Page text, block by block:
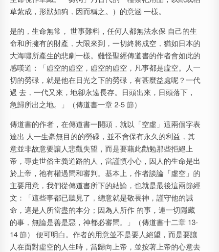
草紮成，形狀如狗，因而稱之。）的意涵 一樣。
是的，生命無常， 世事難料，任何人都無法永保 自己的生
命和所擁有的財產，大限來到，一切終將成空，猶如日本的
大海嘯所產生的悲劇一樣。難怪聖經傳道書的作者會如此的
感嘆道：「虛空的虛空，虛空的虛空，凡事都是虛空。人一
切的勞碌，就是他在日光之下的勞碌，有甚麼益處呢？一代
過 去，一代又來，地卻永遠長存。日頭出來，日頭落下，
急歸所出之地。」（傳道書一章 2-5 節）
傳道書的作者，在傳道書一開頭，就以「空虛」這兩個字表
達出 人一生毫無目的的勞碌，並不會保有永久的利益，其
意並非故意要讓人悲觀失望，而是要藉此勸勉那些拒絕上
帝，專走世俗主義道路的人，當謹慎小心，因人的生命是出
於上帝，祂有權過問和審判。基本上，作者談論「虛空」的
主要用意，我們從傳道書所下的結論，也就是最後這兩節經
文：「這些事都已聽見了，總意就是敬畏神，謹守他的誡
命，這是人所當盡的本分；因為人所作 的事，連一切隱藏
的事，無論是善是惡，神都必審問。」（傳道書十二章 13-
14 節） 便可明白。作者的用意並不是要人絕望，而是要讓
人在面對虛空的人生時，當歸向上帝，並按著上帝的心意去